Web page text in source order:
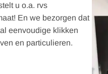
u o.a. rvs
En we bezorgen dat
eenvoudige klikken
en particulieren.